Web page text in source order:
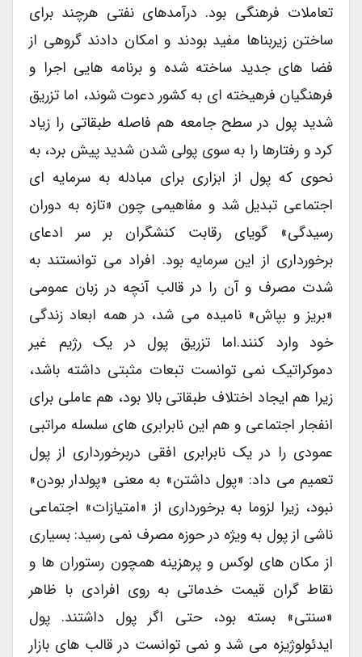
تعاملات فرهنگی بود. درآمدهای نفتی هرچند برای
ساختن زیربناها مفید بودند و امکان دادند گروهی از
فضا های جدید ساخته شده و برنامه هایی اجرا و
فرهنگیان فرهیخته ای به کشور دعوت شوند، اما تزریق
شدید پول در سطح جامعه هم فاصله طبقاتی را زیاد
کرد و رفتارها را به سوی پولی شدن شدید پیش برد، به
نحوی که پول از ابزاری برای مبادله به سرمایه ای
اجتماعی تبدیل شد و مفاهیمی چون «تازه به دوران
رسیدگی» گویای رقابت کنشگران بر سر ادعای
برخورداری از این سرمایه بود. افراد می توانستند به
شدت مصرف و آن را در قالب آنچه در زبان عمومی
«بریز و بپاش» نامیده می شد، در همه ابعاد زندگی
خود وارد کنند.اما تزریق پول در یک رژیم غیر
دموکراتیک نمی توانست تبعات مثبتی داشته باشد،
زیرا هم ایجاد اختلاف طبقاتی بالا بود، هم عاملی برای
انفجار اجتماعی و هم این نابرابری های سلسله مراتبی
عمودی را در یک نابرابری افقی دربرخورداری از پول
تعمیم می داد: «پول داشتن» به معنی «پولدار بودن»
نبود، زیرا لزوما به برخورداری از «امتیازات» اجتماعی
ناشی از پول به ویژه در حوزه مصرف نمی رسید: بسیاری
از مکان های لوکس و پرهزینه همچون رستوران ها و
نقاط گران قیمت خدماتی به روی افرادی با ظاهر
«سنتی» بسته بود، حتی اگر پول داشتند. پول
ایدئولوژیزه می شد و نمی توانست در قالب های بازار